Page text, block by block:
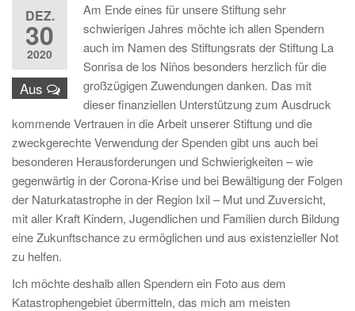
DEZ.
30
2020
Aus
Am Ende eines für unsere Stiftung sehr
schwierigen Jahres möchte ich allen Spendern
auch im Namen des Stiftungsrats der Stiftung La
Sonrisa de los Niños besonders herzlich für die
großzügigen Zuwendungen danken. Das mit
dieser finanziellen Unterstützung zum Ausdruck
kommende Vertrauen in die Arbeit unserer Stiftung und die
zweckgerechte Verwendung der Spenden gibt uns auch bei
besonderen Herausforderungen und Schwierigkeiten – wie
gegenwärtig in der Corona-Krise und bei Bewältigung der Folgen
der Naturkatastrophe in der Region Ixil – Mut und Zuversicht,
mit aller Kraft Kindern, Jugendlichen und Familien durch Bildung
eine Zukunftschance zu ermöglichen und aus existenzieller Not
zu helfen.
Ich möchte deshalb allen Spendern ein Foto aus dem
Katastrophengebiet übermitteln, das mich am meisten